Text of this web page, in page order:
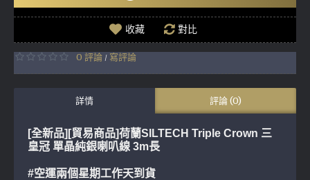
收藏 對比
0 評論 / 寫評論
詳情 評論 (0)
[全新品][貿易商品]荷蘭SILTECH Triple Crown 三
皇冠 單晶純銀喇叭線 3m長
#空運兩個星期工作天到貨